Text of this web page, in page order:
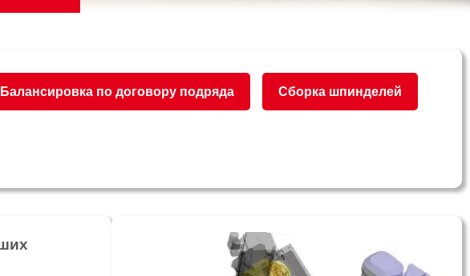
Балансировка по договору подряда Сборка шпинделей